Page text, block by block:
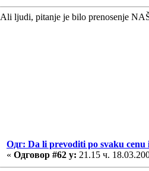
Ali ljudi, pitanje je bilo prenosenje
Одг: Da li prevoditi po svaku cenu
« Одговор #62 у: 21.15 ч.